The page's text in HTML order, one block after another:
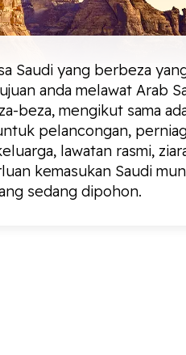
Saudi yang berbeza
anda melawat Arab
beza, mengikut sama
pelancongan,
lawatan rasmi,
kemasukan Saudi
sedang dipohon.